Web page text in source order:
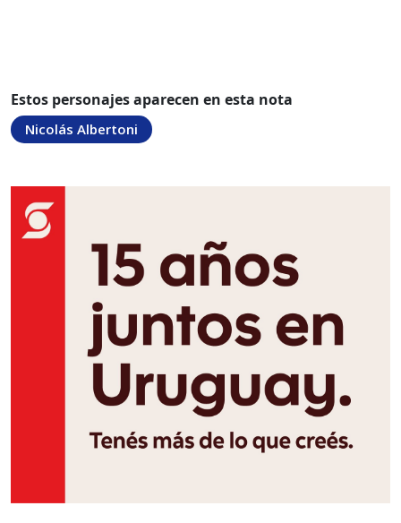
Estos personajes aparecen en esta nota
Nicolás Albertoni